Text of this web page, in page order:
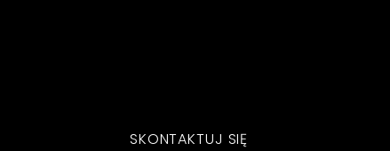
SKONTAKTUJ SIĘ